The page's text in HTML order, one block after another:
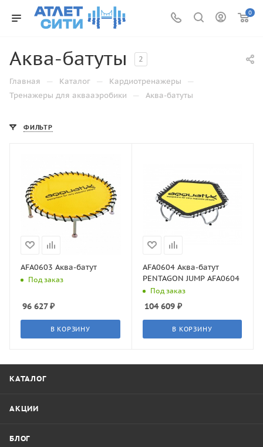
0
Аква-батуты 2
Главная — Каталог — Кардиотренажеры —
Тренажеры для аквааэробики — Аква-батуты
ФИЛЬТР
AFA0603 Аква-батут
Под заказ
96 627₽
В КОРЗИНУ
AFA0604 Аква-батут
PENTAGON JUMP AFA0604
Под заказ
104 609₽
В КОРЗИНУ
КАТАЛОГ
АКЦИИ
БЛОГ